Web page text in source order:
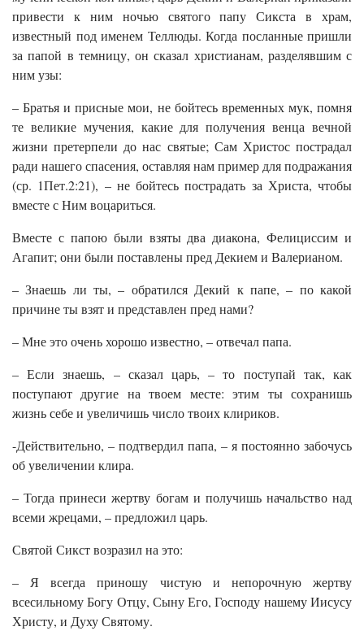
привести к ним ночью святого папу Сикста в храм,
известный под именем Теллюды. Когда посланные пришли
за папой в темницу, он сказал христианам, разделявшим с
ним узы:
– Братья и присные мои, не бойтесь временных мук, помня
те великие мучения, какие для получения венца вечной
жизни претерпели до нас святые; Сам Христос пострадал
ради нашего спасения, оставляя нам пример для подражания
(ср. 1Пет.2:21), – не бойтесь пострадать за Христа, чтобы
вместе с Ним воцариться.
Вместе с папою были взяты два диакона, Фелициссим и
Агапит; они были поставлены пред Декием и Валерианом.
– Знаешь ли ты, – обратился Декий к папе, – по какой
причине ты взят и представлен пред нами?
– Мне это очень хорошо известно, – отвечал папа.
– Если знаешь, – сказал царь, – то поступай так, как
поступают другие на твоем месте: этим ты сохранишь
жизнь себе и увеличишь число твоих клириков.
-Действительно, – подтвердил папа, – я постоянно забочусь
об увеличении клира.
– Тогда принеси жертву богам и получишь начальство над
всеми жрецами, – предложил царь.
Святой Сикст возразил на это:
– Я всегда приношу чистую и непорочную жертву
всесильному Богу Отцу, Сыну Его, Господу нашему Иисусу
Христу, и Духу Святому.